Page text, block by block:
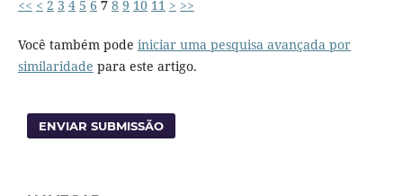
<< < 2 3 4 5 6 7 8 9 10 11 > >>
Você também pode iniciar uma pesquisa avançada por
similaridade para este artigo.
ENVIAR SUBMISSÃO